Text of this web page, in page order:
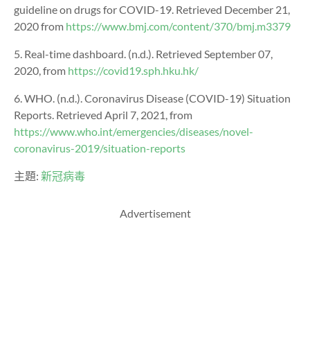
guideline on drugs for COVID-19. Retrieved December 21,
2020 from https://www.bmj.com/content/370/bmj.m3379
5. Real-time dashboard. (n.d.). Retrieved September 07,
2020, from https://covid19.sph.hku.hk/
6. WHO. (n.d.). Coronavirus Disease (COVID-19) Situation
Reports. Retrieved April 7, 2021, from
https://www.who.int/emergencies/diseases/novel-
coronavirus-2019/situation-reports
主題: 新冠病毒
Advertisement